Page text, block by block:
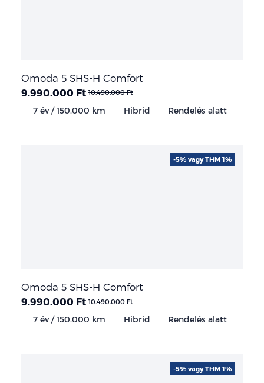
Omoda 5 SHS-H Comfort
9.990.000 Ft 10.490.000 Ft
7 év / 150.000 km Hibrid Rendelés alatt
Omoda 5 SHS-H Comfort
9.990.000 Ft 10.490.000 Ft
7 év / 150.000 km Hibrid Rendelés alatt
-5% vagy THM 1%
-5% vagy THM 1%